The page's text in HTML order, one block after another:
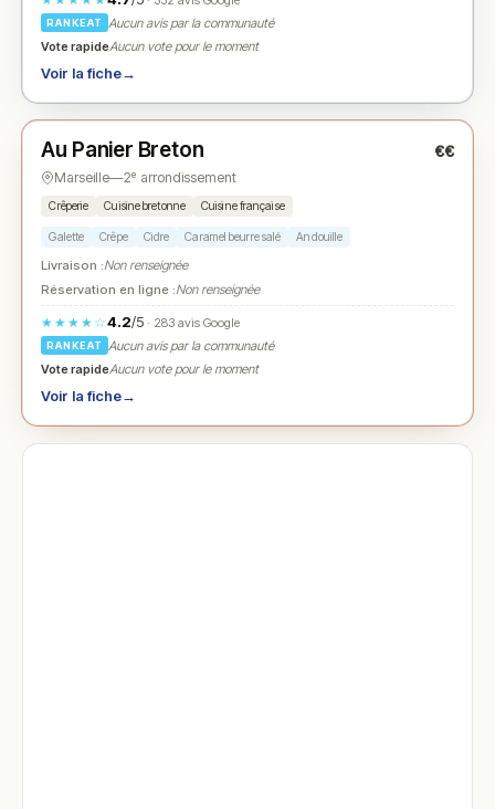
RANKEAT
Aucun avis par la communauté
Vote rapideAucun vote pour le moment
Voir la fiche→
★ N° 3
Au Panier Breton €€
Marseille—2ᵉ arrondissement
Crêperie Cuisine bretonne Cuisine française
Galette Crêpe Cidre Caramel beurre salé Andouille
Livraison :Non renseignée
Réservation en ligne :Non renseignée
★★★★☆4.2/5· 283 avis Google
RANKEAT
Aucun avis par la communauté
Vote rapideAucun vote pour le moment
Voir la fiche→